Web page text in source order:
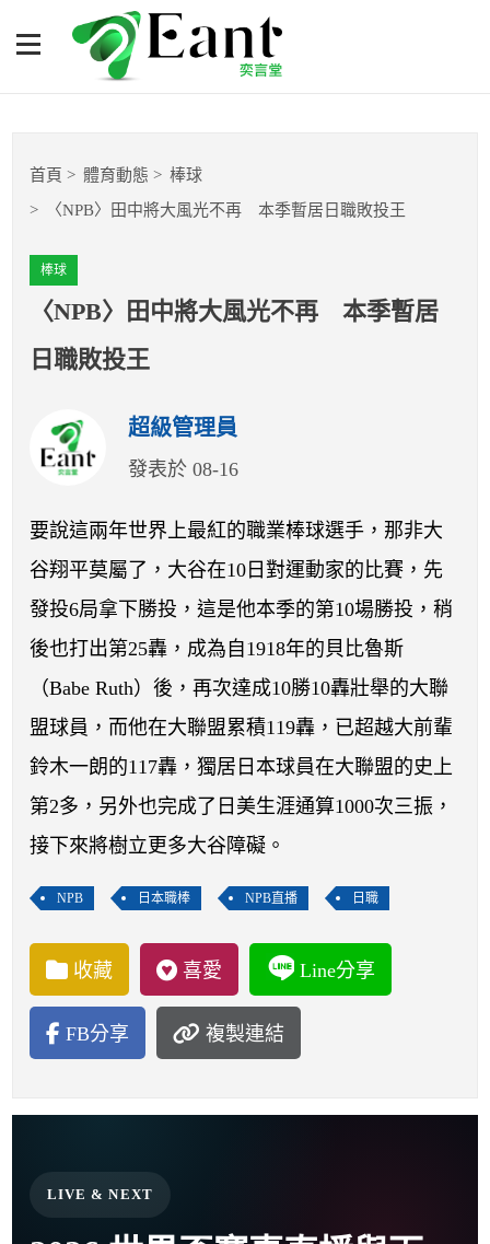
〈NPB〉田中將大風光不
再 本季暫居日職敗投王
籃球
球隊數據
運彩報報
明星分析師
首頁 體育動態 棒球
〈NPB〉田中將大風光不再 本季暫居日職敗投王
棒球
〈NPB〉田中將大風光不再 本季暫居
日職敗投王
超級管理員
發表於 08-16
要說這兩年世界上最紅的職業棒球選手，那非大
谷翔平莫屬了，大谷在10日對運動家的比賽，先
發投6局拿下勝投，這是他本季的第10場勝投，稍
後也打出第25轟，成為自1918年的貝比魯斯
（Babe Ruth）後，再次達成10勝10轟壯舉的大聯
盟球員，而他在大聯盟累積119轟，已超越大前輩
鈴木一朗的117轟，獨居日本球員在大聯盟的史上
第2多，另外也完成了日美生涯通算1000次三振，
接下來將樹立更多大谷障礙。
NPB 日本職棒 NPB直播 日職
收藏 喜愛 Line分享
FB分享 複製連結
LIVE & NEXT